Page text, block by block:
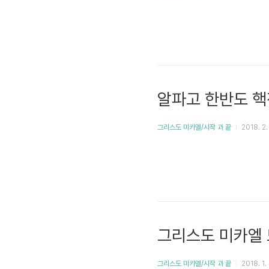
알파고 한반도
그리스도 미카엘/시작 과 끝 2018.
그리스도 미카엘
그리스도 미카엘/시작 과 끝 2018.